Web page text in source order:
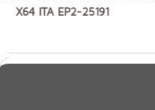
X64 ITA EP2-25191